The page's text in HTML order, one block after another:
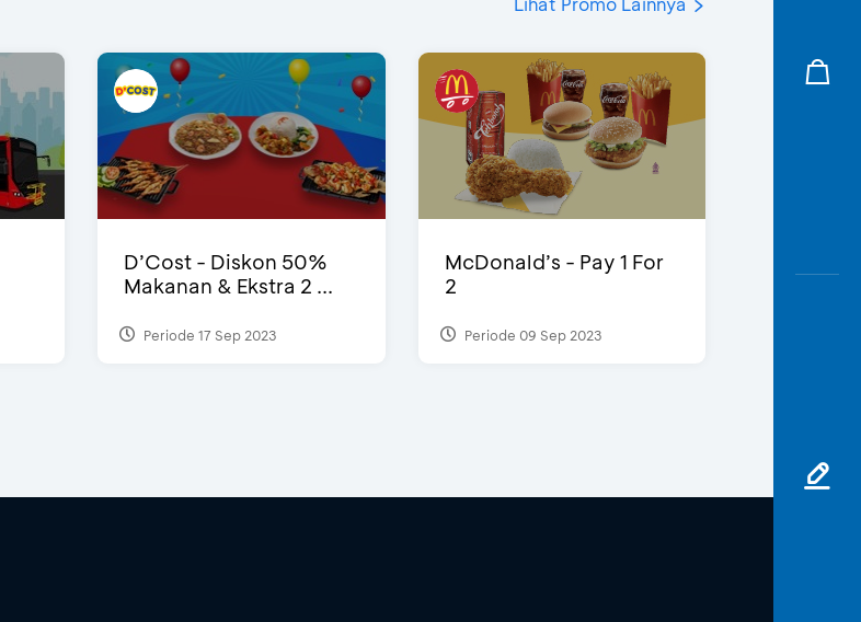
D’Cost - Diskon 50%
Makanan & Ekstra 2 ...
Periode 17 Sep 2023
McDonald’s - Pay 1 For
2
Periode 09 Sep 2023